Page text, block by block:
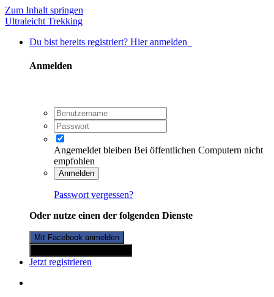
Zum Inhalt springen
Ultraleicht Trekking
Du bist bereits registriert? Hier anmelden
Anmelden
Angemeldet bleiben Bei öffentlichen Computern nicht
empfohlen
Anmelden
Passwort vergessen?
Oder nutze einen der folgenden Dienste
Mit Facebook anmelden
Jetzt registrieren